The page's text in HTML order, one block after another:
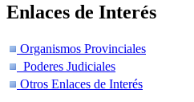
Enlaces de Interés
Organismos Provinciales
Poderes Judiciales
Otros Enlaces de Interés